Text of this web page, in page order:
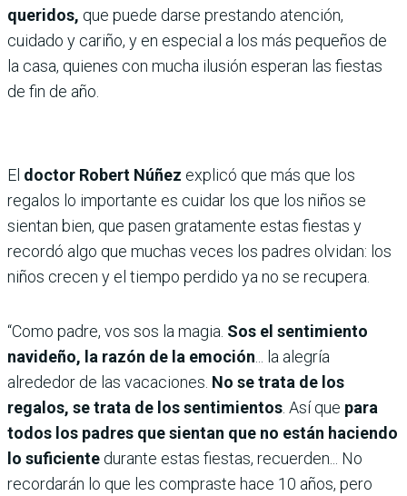
queridos, que puede darse prestando atención,
cuidado y cariño, y en especial a los más pequeños de
la casa, quienes con mucha ilusión esperan las fiestas
de fin de año.
El doctor Robert Núñez explicó que más que los
regalos lo importante es cuidar los que los niños se
sientan bien, que pasen gratamente estas fiestas y
recordó algo que muchas veces los padres olvidan: los
niños crecen y el tiempo perdido ya no se recupera.
“Como padre, vos sos la magia. Sos el sentimiento
navideño, la razón de la emoción ... la alegría
alrededor de las vacaciones. No se trata de los
regalos, se trata de los sentimientos . Así que para
todos los padres que sientan que no están haciendo
lo suficiente durante estas fiestas, recuerden... No
recordarán lo que les compraste hace 10 años, pero